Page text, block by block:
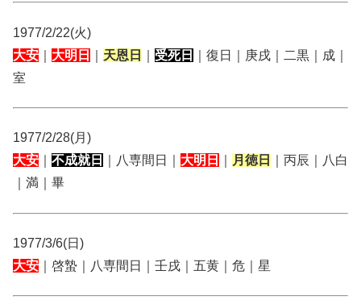
1977/2/22(火)
大安
大明日 天恩日 受死日
｜復日｜庚戌｜二黒｜成｜
室
1977/2/28(月)
大安
不成就日 ｜八専間日｜ 大明日 月徳日
｜丙辰｜八白
｜満｜畢
1977/3/6(日)
大安 ｜啓蟄｜八専間日｜壬戌｜五黄｜危｜星